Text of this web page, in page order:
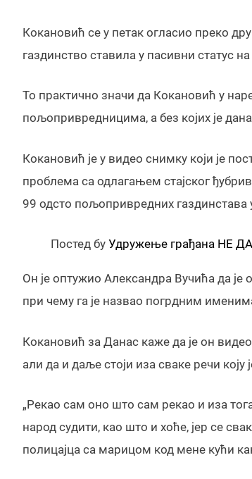
Кокановић се у петак огласио преко
газдинство ставила у пасивни статус
То практично значи да Кокановић у
пољопривредницима, а без којих је
Кокановић је у видео снимку који је
проблема са одлагањем стајског
99 одсто пољопривредних
Постед бy Удружење грађана НЕ
Он је оптужио Александра Вучића да је
при чему га је назвао погрдним
Кокановић за Данас каже да је он
али да и даље стоји иза сваке речи коју
„Рекао сам оно што сам рекао и иза
народ судити, као што и хоће, јер се
полицајца са марицом код мене кући